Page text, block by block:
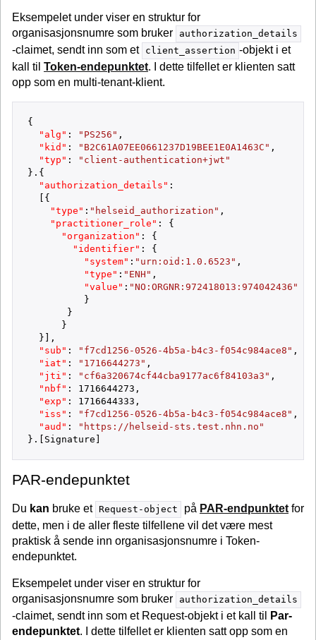
Eksempelet under viser en struktur for
organisasjonsnumre som bruker
authorization_details
-claimet, sendt inn som et client_assertion -objekt i et
kall til Token-endepunktet. I dette tilfellet er klienten satt
opp som en multi-tenant-klient.
{
"alg" : "PS256" ,
"kid" : "B2C61A07EE0661237D19BEE1E0A1463C" ,
"typ" :
"client-authentication+jwt"
} . {
"authorization_details" :
{
"type" : "helseid_authorization" ,
"practitioner_role" :
{
"organization" :
{
"identifier" :
{
"system" : "urn:oid:1.0.6523" ,
"type" : "ENH" ,
"value" : "NO:ORGNR:972418013:974042436"
}
}
}
}
,
"sub" : "f7cd1256-0526-4b5a-b4c3-f054c984ace8" ,
"iat" : "1716644273" ,
"jti" : "cf6a320674cf44cba9177ac6f84103a3" ,
"nbf" : 1716644273 ,
"exp" : 1716644333 ,
"iss" : "f7cd1256-0526-4b5a-b4c3-f054c984ace8" ,
"aud" :
"https://helseid-sts.test.nhn.no"
} . Signature
PAR-endepunktet
Du kan bruke et Request-object på PAR-endpunktet for
dette, men i de aller fleste tilfellene vil det være mest
praktisk å sende inn organisasjonsnumre i Token-
endepunktet.
Eksempelet under viser en struktur for
organisasjonsnumre som bruker
authorization_details
-claimet, sendt inn som et Request-objekt i et kall til
Par-
endepunktet. I dette tilfellet er klienten satt opp som en